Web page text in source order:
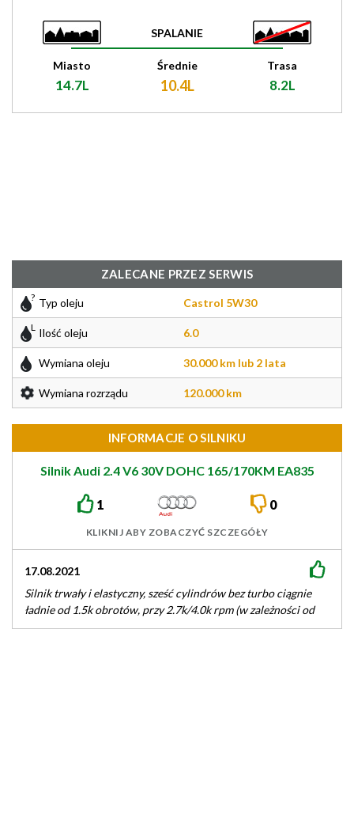
SPALANIE
Miasto
14.7L
Średnie
10.4L
Trasa
8.2L
ZALECANE PRZEZ SERWIS
Typ oleju Castrol 5W30
Ilość oleju 6.0
Wymiana oleju 30.000 km lub 2 lata
Wymiana rozrządu 120.000 km
INFORMACJE O SILNIKU
Silnik Audi 2.4 V6 30V DOHC 165/170KM EA835
1 0
KLIKNIJ ABY ZOBACZYĆ SZCZEGÓŁY
17.08.2021
Silnik trwały i elastyczny, sześć cylindrów bez turbo ciągnie
ładnie od 1.5k obrotów, przy 2.7k/4.0k rpm (w zależności od
rynku…